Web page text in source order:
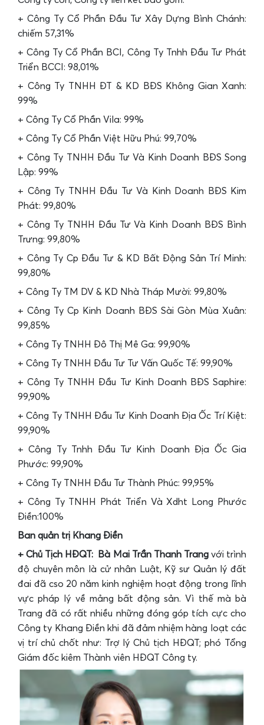
+ Công Ty Cổ Phần Đầu Tư Xây Dựng Bình Chánh:
chiếm 57,31%
+ Công Ty Cổ Phần BCI, Công Ty Tnhh Đầu Tư Phát
Triển BCCI: 98,01%
+ Công Ty TNHH ĐT & KD BĐS Không Gian Xanh:
99%
+ Công Ty Cổ Phần Vila: 99%
+ Công Ty Cổ Phần Việt Hữu Phú: 99,70%
+ Công Ty TNHH Đầu Tư Và Kinh Doanh BĐS Song
Lập: 99%
+ Công Ty TNHH Đầu Tư Và Kinh Doanh BĐS Kim
Phát: 99,80%
+ Công Ty TNHH Đầu Tư Và Kinh Doanh BĐS Bình
Trưng: 99,80%
+ Công Ty Cp Đầu Tư & KD Bất Động Sản Trí Minh:
99,80%
+ Công Ty TM DV & KD Nhà Tháp Mười: 99,80%
+ Công Ty Cp Kinh Doanh BĐS Sài Gòn Mùa Xuân:
99,85%
+ Công Ty TNHH Đô Thị Mê Ga: 99,90%
+ Công Ty TNHH Đầu Tư Tư Vấn Quốc Tế: 99,90%
+ Công Ty TNHH Đầu Tư Kinh Doanh BĐS Saphire:
99,90%
+ Công Ty TNHH Đầu Tư Kinh Doanh Địa Ốc Trí Kiệt:
99,90%
+ Công Ty Tnhh Đầu Tư Kinh Doanh Địa Ốc Gia
Phước: 99,90%
+ Công Ty TNHH Đầu Tư Thành Phúc: 99,95%
+ Công Ty TNHH Phát Triển Và Xdht Long Phước
Điền:100%
Ban quản trị Khang Điền
+ Chủ Tịch HĐQT: Bà Mai Trần Thanh Trangvới trình
độ chuyên môn là cử nhân Luật, Kỹ sư Quản lý đất
đai đã cso 20 năm kinh nghiệm hoạt động trong lĩnh
vực pháp lý về mảng bất động sản. Vì thế mà bà
Trang đã có rất nhiều những đóng góp tích cực cho
Công ty Khang Điền khi đã đảm nhiệm hàng loạt các
vị trí chủ chốt như: Trợ lý Chủ tịch HĐQT; phó Tổng
Giám đốc kiêm Thành viên HĐQT Công ty.